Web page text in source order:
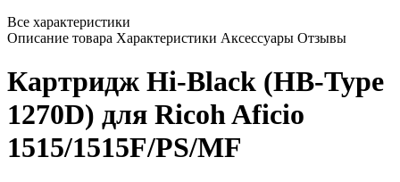
Все характеристики
Описание товара Характеристики Аксессуары Отзывы
Картридж Hi-Black (HB-Type
1270D) для Ricoh Aficio
1515/1515F/PS/MF